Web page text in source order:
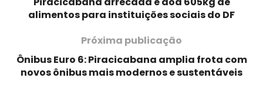
alimentos para instituições sociais do DF
Próxima publicação
Ônibus Euro 6: Piracicabana amplia frota com
novos ônibus mais modernos e sustentáveis